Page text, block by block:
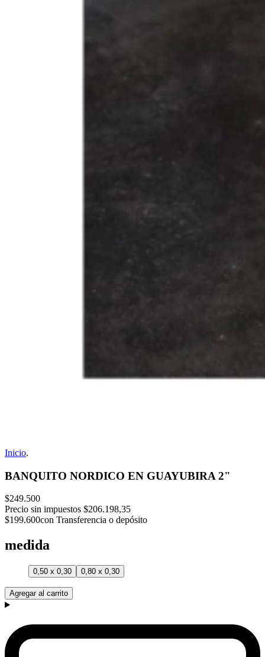
Inicio.
BANQUITO NORDICO EN GUAYUBIRA 2"
$249.500
Precio sin impuestos $206.198,35
$199.600con Transferencia o depósito
medida
0,50 x 0,30 0,80 x 0,30
Agregar al carrito